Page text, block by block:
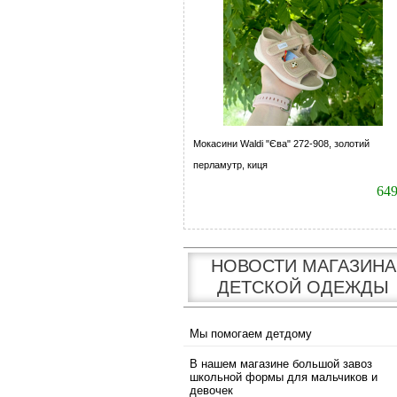
Мокасини Waldi "Єва" 272-908, золотий
перламутр, киця
НОВОСТИ МАГАЗИНА
ДЕТСКОЙ ОДЕЖДЫ
Мы помогаем детдому
В нашем магазине большой завоз
школьной формы для мальчиков и
девочек